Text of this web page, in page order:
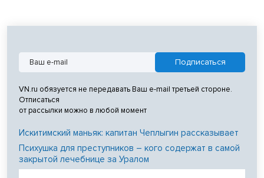
VN.ru обязуется не передавать Ваш e-mail третьей стороне.
Отписаться
от рассылки можно в любой момент
Искитимский маньяк: капитан Чеплыгин рассказывает
Психушка для преступников – кого содержат в самой
закрытой лечебнице за Уралом